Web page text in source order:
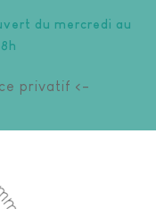
du mercredi au
privatif <-